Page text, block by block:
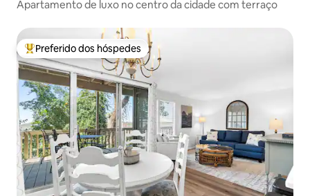
Apartamento de luxo no centro da cidade com terraço
Entre os melhores preferidos dos hóspedes
Preferido dos hóspedes